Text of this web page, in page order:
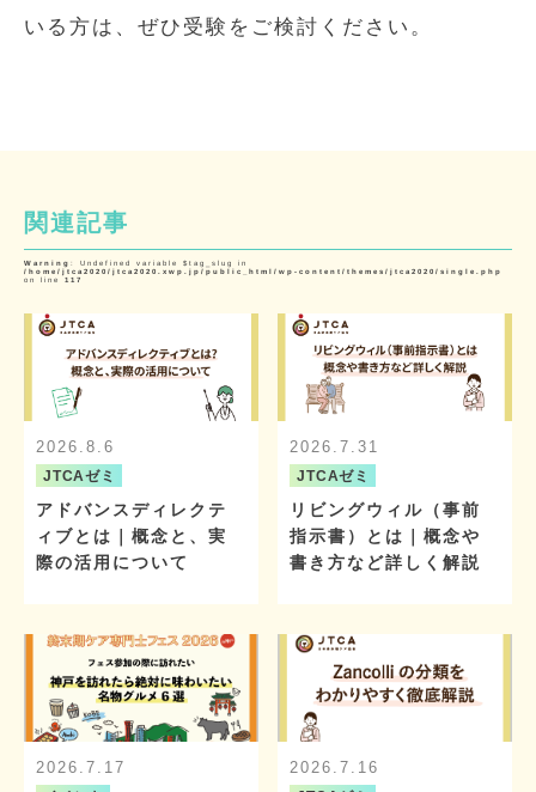
いる方は、ぜひ受験をご検討ください。
関連記事
Warning : Undefined variable $tag_slug in
/home/jtca2020/jtca2020.xwp.jp/public_html/wp-content/themes/jtca2020/single.php
on line 117
2026.8.6
JTCAゼミ
アドバンスディレクテ
ィブとは｜概念と、実
際の活用について
2026.7.31
JTCAゼミ
リビングウィル（事前
指示書）とは｜概念や
書き方など詳しく解説
2026.7.17 2026.7.16